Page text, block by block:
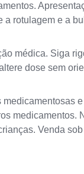
rotulagem e a
médica. Siga
dose sem
medicamentos.
Venda